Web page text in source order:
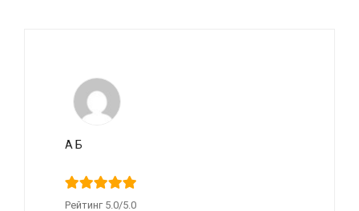
А Б
Рейтинг 5.0/5.0